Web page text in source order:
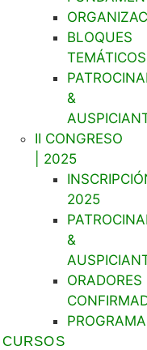
BLOQUES
TEMÁTICOS
&
II CONGRESO
| 2025
2025
&
ORADORES
PROGRAMA
CURSOS